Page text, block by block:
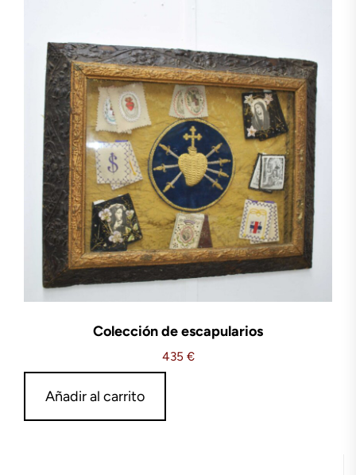
Colección de escapularios
435 €
Añadir al carrito